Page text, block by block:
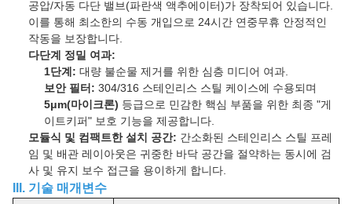
공압/자동 다단 밸브(파란색 액추에이터)가 장착되어 있습니다.
이를 통해 최소한의 수동 개입으로 24시간 연중무휴 안정적인
작동을 보장합니다.
다단계 정밀 여과:
1단계: 대량 불순물 제거를 위한 심층 미디어 여과.
보안 필터: 304/316 스테인리스 스틸 케이스에 수용되며
5μm(마이크론) 등급으로 민감한 핵심 부품을 위한 최종 "게
이트키퍼" 보호 기능을 제공합니다.
모듈식 및 컴팩트한 설치 공간: 간소화된 스테인리스 스틸 프레
임 및 배관 레이아웃은 귀중한 바닥 공간을 절약하는 동시에 검
사 및 유지 보수 접근을 용이하게 합니다.
III. 기술 매개변수